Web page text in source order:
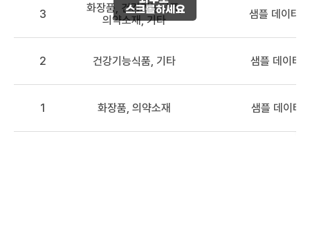
3
화장품, 건강기능식품,
의약소재, 기타
샘플 데이터 3
2 건강기능식품, 기타 샘플 데이터2
1 화장품, 의약소재 샘플 데이터1